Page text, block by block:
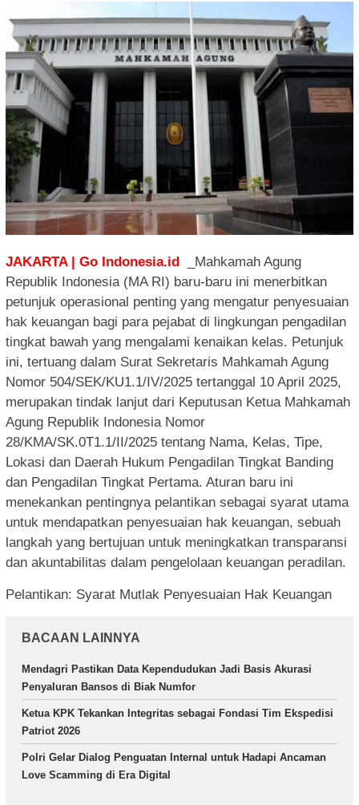
JAKARTA | Go Indonesia.id
_Mahkamah Agung
Republik Indonesia (MA RI) baru-baru ini menerbitkan
petunjuk operasional penting yang mengatur penyesuaian
hak keuangan bagi para pejabat di lingkungan pengadilan
tingkat bawah yang mengalami kenaikan kelas. Petunjuk
ini, tertuang dalam Surat Sekretaris Mahkamah Agung
Nomor 504/SEK/KU1.1/IV/2025 tertanggal 10 April 2025,
merupakan tindak lanjut dari Keputusan Ketua Mahkamah
Agung Republik Indonesia Nomor
28/KMA/SK.0T1.1/II/2025 tentang Nama, Kelas, Tipe,
Lokasi dan Daerah Hukum Pengadilan Tingkat Banding
dan Pengadilan Tingkat Pertama. Aturan baru ini
menekankan pentingnya pelantikan sebagai syarat utama
untuk mendapatkan penyesuaian hak keuangan, sebuah
langkah yang bertujuan untuk meningkatkan transparansi
dan akuntabilitas dalam pengelolaan keuangan peradilan.
Pelantikan: Syarat Mutlak Penyesuaian Hak Keuangan
BACAAN LAINNYA
Mendagri Pastikan Data Kependudukan Jadi Basis Akurasi
Penyaluran Bansos di Biak Numfor
Ketua KPK Tekankan Integritas sebagai Fondasi Tim Ekspedisi
Patriot 2026
Polri Gelar Dialog Penguatan Internal untuk Hadapi Ancaman
Love Scamming di Era Digital